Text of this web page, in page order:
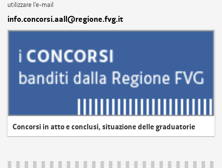
utilizzare l'e-mail
info.concorsi.aall@regione.fvg.it
Concorsi in atto e conclusi, situazione delle graduatorie